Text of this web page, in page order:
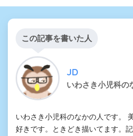
この記事を書いた人
JD
いわさき小児科の
いわさき小児科のなかの人です。
好きです。ときどき描いてます。